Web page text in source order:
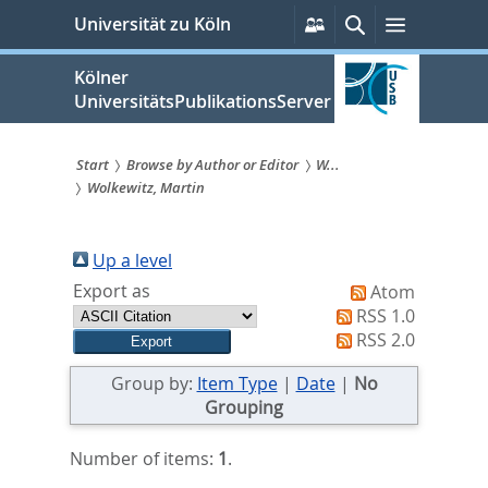
springen
Universität zu Köln
Persönliche
Services
SucheMenü
Kölner
UniversitätsPublikationsServer
Sie
sind
hier:
Start Browse by Author or Editor
W...
Wolkewitz, Martin
Up a level
Export as
Atom
RSS 1.0
RSS 2.0
Group by: Item Type| Date| No
Grouping
Number of items: 1.